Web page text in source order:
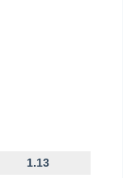
1.13